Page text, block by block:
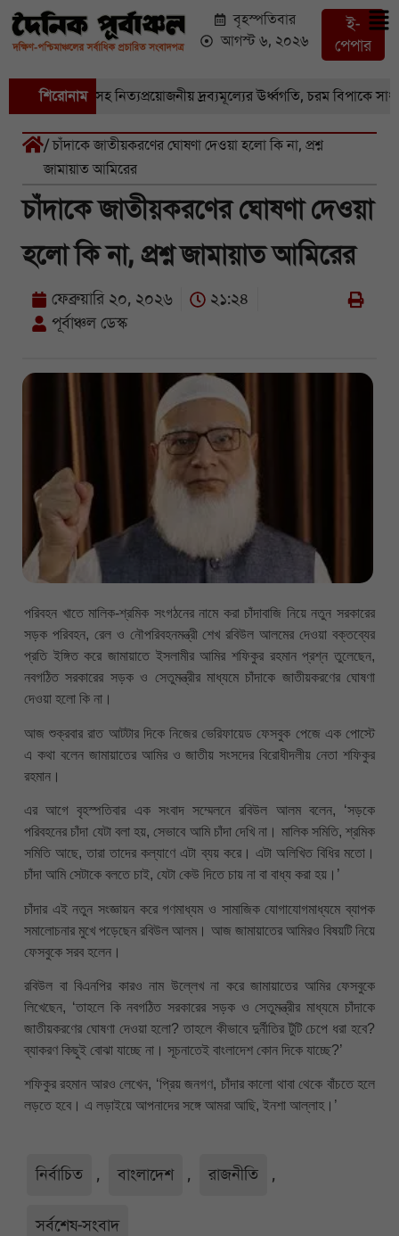
বৃহস্পতিবার
আগস্ট ৬, ২০২৬
ই-
পেপার
শিরোনাম
সবজি-সহ নিত্যপ্রয়োজনীয় দ্রব্যমূল্যের ঊর্ধ্বগতি, চরম বিপাকে
/ চাঁদাকে জাতীয়করণের ঘোষণা দেওয়া হলো কি না, প্রশ্ন
জামায়াত আমিরের
চাঁদাকে জাতীয়করণের ঘোষণা দেওয়া
হলো কি না, প্রশ্ন জামায়াত আমিরের
ফেব্রুয়ারি ২০, ২০২৬
২১:২৪
পূর্বাঞ্চল ডেস্ক
পরিবহন খাতে মালিক-শ্রমিক সংগঠনের নামে করা চাঁদাবাজি নিয়ে নতুন সরকারের
সড়ক পরিবহন, রেল ও নৌপরিবহনমন্ত্রী শেখ রবিউল আলমের দেওয়া বক্তব্যের
প্রতি ইঙ্গিত করে জামায়াতে ইসলামীর আমির শফিকুর রহমান প্রশ্ন তুলেছেন,
নবগঠিত সরকারের সড়ক ও সেতুমন্ত্রীর মাধ্যমে চাঁদাকে জাতীয়করণের ঘোষণা
দেওয়া হলো কি না।
আজ শুক্রবার রাত আটটার দিকে নিজের ভেরিফায়েড ফেসবুক পেজে এক পোস্টে
এ কথা বলেন জামায়াতের আমির ও জাতীয় সংসদের বিরোধীদলীয় নেতা শফিকুর
রহমান।
এর আগে বৃহস্পতিবার এক সংবাদ সম্মেলনে রবিউল আলম বলেন, ‘সড়কে
পরিবহনের চাঁদা যেটা বলা হয়, সেভাবে আমি চাঁদা দেখি না। মালিক সমিতি, শ্রমিক
সমিতি আছে, তারা তাদের কল্যাণে এটা ব্যয় করে। এটা অলিখিত বিধির মতো।
চাঁদা আমি সেটাকে বলতে চাই, যেটা কেউ দিতে চায় না বা বাধ্য করা হয়।’
চাঁদার এই নতুন সংজ্ঞায়ন করে গণমাধ্যম ও সামাজিক যোগাযোগমাধ্যমে ব্যাপক
সমালোচনার মুখে পড়েছেন রবিউল আলম। আজ জামায়াতের আমিরও বিষয়টি নিয়ে
ফেসবুকে সরব হলেন।
রবিউল বা বিএনপির কারও নাম উল্লেখ না করে জামায়াতের আমির ফেসবুকে
লিখেছেন, ‘তাহলে কি নবগঠিত সরকারের সড়ক ও সেতুমন্ত্রীর মাধ্যমে চাঁদাকে
জাতীয়করণের ঘোষণা দেওয়া হলো? তাহলে কীভাবে দুর্নীতির টুঁটি চেপে ধরা হবে?
ব্যাকরণ কিছুই বোঝা যাচ্ছে না। সূচনাতেই বাংলাদেশ কোন দিকে যাচ্ছে?’
শফিকুর রহমান আরও লেখেন, ‘প্রিয় জনগণ, চাঁদার কালো থাবা থেকে বাঁচতে হলে
লড়তে হবে। এ লড়াইয়ে আপনাদের সঙ্গে আমরা আছি, ইনশা আল্লাহ।’
নির্বাচিত , বাংলাদেশ , রাজনীতি ,
সর্বশেষ-সংবাদ